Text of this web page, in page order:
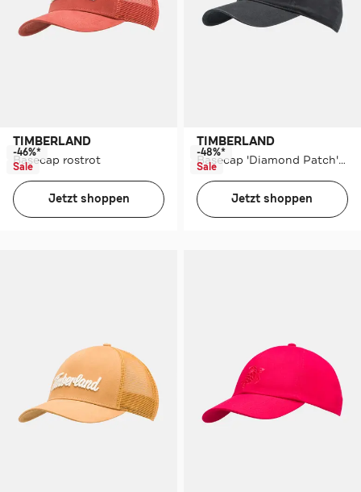
TIMBERLAND
Basecap rostrot
-46%*
Sale
Jetzt shoppen
TIMBERLAND
Basecap 'Diamond Patch' schwarz
-48%*
Sale
Jetzt shoppen